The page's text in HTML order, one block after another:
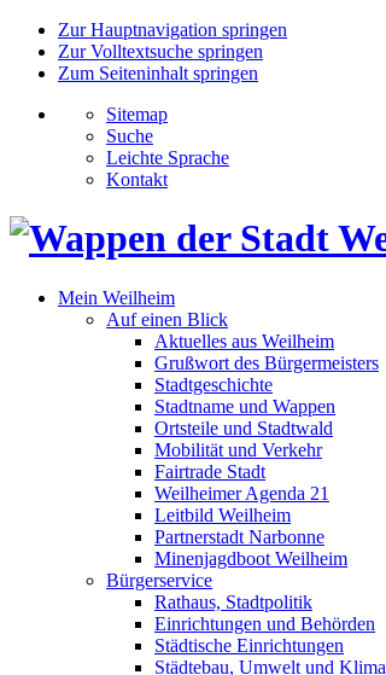
Zur Hauptnavigation springen
Zur Volltextsuche springen
Zum Seiteninhalt springen
Sitemap
Suche
Leichte Sprache
Kontakt
Mein Weilheim
Auf einen Blick
Aktuelles aus Weilheim
Grußwort des Bürgermeisters
Stadtgeschichte
Stadtname und Wappen
Ortsteile und Stadtwald
Mobilität und Verkehr
Fairtrade Stadt
Weilheimer Agenda 21
Leitbild Weilheim
Partnerstadt Narbonne
Minenjagdboot Weilheim
Bürgerservice
Rathaus, Stadtpolitik
Einrichtungen und Behörden
Städtische Einrichtungen
Städtebau, Umwelt und Klima